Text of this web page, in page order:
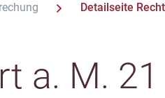
Detailseite
a. M.